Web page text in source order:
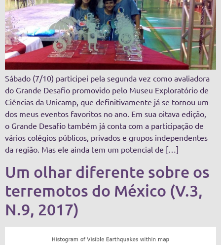
Sábado (7/10) participei pela segunda vez como avaliadora
do Grande Desafio promovido pelo Museu Exploratório de
Ciências da Unicamp, que definitivamente já se tornou um
dos meus eventos favoritos no ano. Em sua oitava edição,
o Grande Desafio também já conta com a participação de
vários colégios públicos, privados e grupos independentes
da região. Mas ele ainda tem um potencial de […]
Um olhar diferente sobre os
terremotos do México (V.3,
N.9, 2017)